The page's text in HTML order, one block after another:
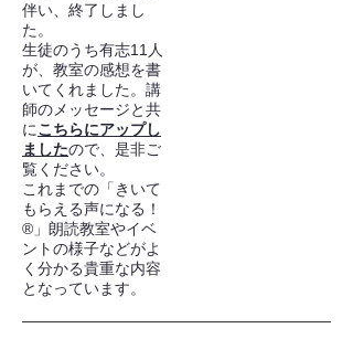
伴い、終了しまし
た。
生徒のうち有志11人
が、教室の感想を書
いてくれました。講
師のメッセージと共
にこちらにアップし
ましたので、是非ご
覧ください。
これまでの「きいて
もらえる声になる！
®」朗読教室やイベ
ントの様子などがよ
く分かる貴重な内容
となっています。